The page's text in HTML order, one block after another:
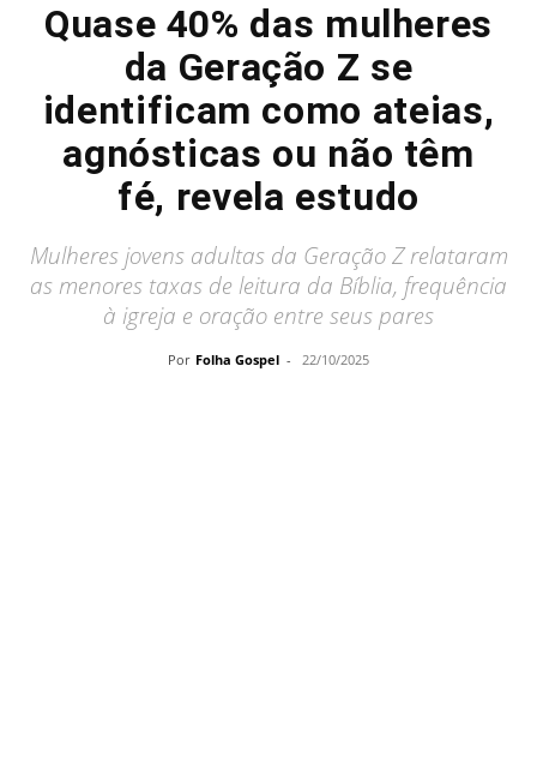
Quase 40% das mulheres
da Geração Z se
identificam como ateias,
agnósticas ou não têm
fé, revela estudo
Mulheres jovens adultas da Geração Z relataram
as menores taxas de leitura da Bíblia, frequência
à igreja e oração entre seus pares
Por Folha Gospel - 22/10/2025